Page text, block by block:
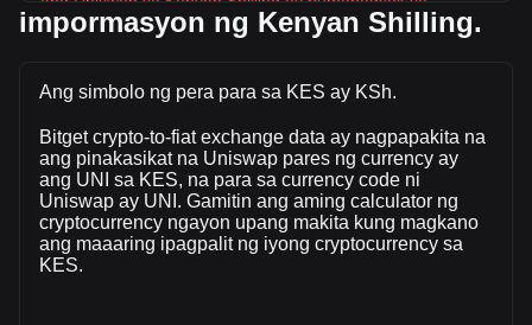
linggong ito.
bawat UNI, na may kabuuang market cap na
supply ng \{ 4\} UNI. Ang dami ng kalakalan ng Uniswap ay
nagbago ng -20.12% (KSh-5,029,895,487.12 KES) sa
nakalipas na 24 na oras. Huling araw ng trading, ang dami
ng kalakalan ay UNI ay KSh25,003,954,420.88.
Higit pang impormasyon tungkolUniswap sa
impormasyon ng Kenyan Shilling.
Ang simbolo ng pera para sa KES ay KSh.
Bitget crypto-to-fiat exchange data ay nagpapakita na
ang pinakasikat na Uniswap pares ng currency ay
ang UNI sa KES, na para sa currency code ni
Uniswap ay UNI. Gamitin ang aming calculator ng
cryptocurrency ngayon upang makita kung magkano
ang maaaring ipagpalit ng iyong cryptocurrency sa
KES.